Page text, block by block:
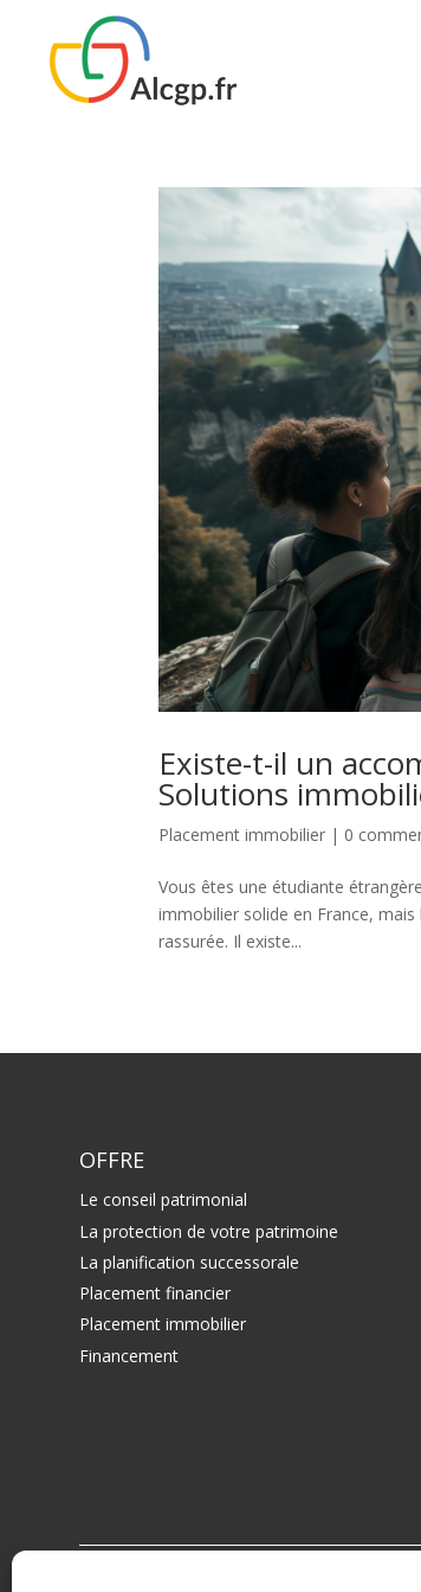
Existe-t-il un
Solutions
Placement immobilier | 0
Vous êtes une étudiante
immobilier solide en France,
rassurée. Il existe...
OFFRE
Le conseil patrimonial
La protection de votre patrimoine
La planification successorale
Placement financier
Placement immobilier
Financement